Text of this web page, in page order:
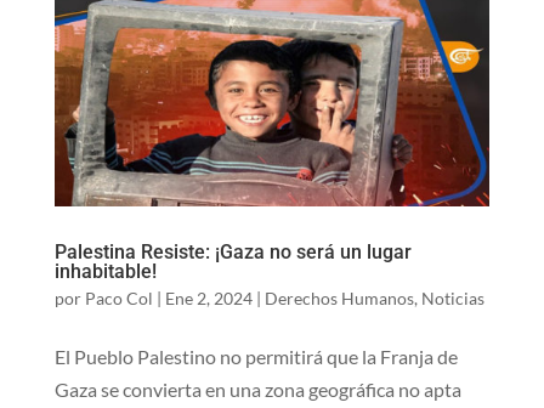
Palestina Resiste: ¡Gaza no será un lugar
inhabitable!
por Paco Col | Ene 2, 2024| Derechos Humanos, Noticias
El Pueblo Palestino no permitirá que la Franja de
Gaza se convierta en una zona geográfica no apta